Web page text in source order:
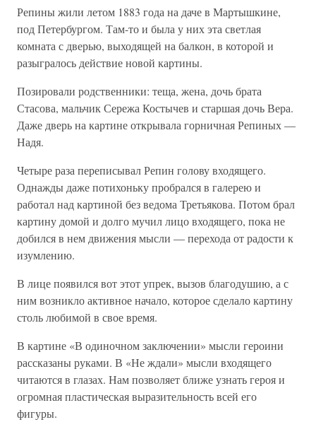
Репины жили летом 1883 года на даче в Мартышкине,
под Петербургом. Там-то и была у них эта светлая
комната с дверью, выходящей на балкон, в которой и
разыгралось действие новой картины.
Позировали родственники: теща, жена, дочь брата
Стасова, мальчик Сережа Костычев и старшая дочь Вера.
Даже дверь на картине открывала горничная Репиных —
Надя.
Четыре раза переписывал Репин голову входящего.
Однажды даже потихоньку пробрался в галерею и
работал над картиной без ведома Третьякова. Потом брал
картину домой и долго мучил лицо входящего, пока не
добился в нем движения мысли — перехода от радости к
изумлению.
В лице появился вот этот упрек, вызов благодушию, а с
ним возникло активное начало, которое сделало картину
столь любимой в свое время.
В картине «В одиночном заключении» мысли героини
рассказаны руками. В «Не ждали» мысли входящего
читаются в глазах. Нам позволяет ближе узнать героя и
огромная пластическая выразительность всей его
фигуры.